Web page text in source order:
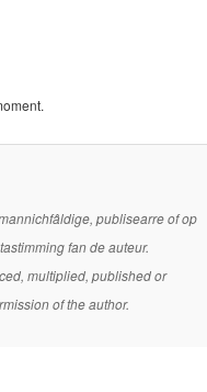
publisearre of op
fan de auteur.
multiplied, published or
of the author.